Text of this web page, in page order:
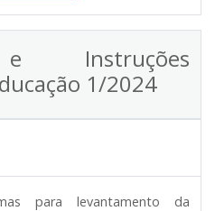
e Instruções
1/2024
para levantamento da